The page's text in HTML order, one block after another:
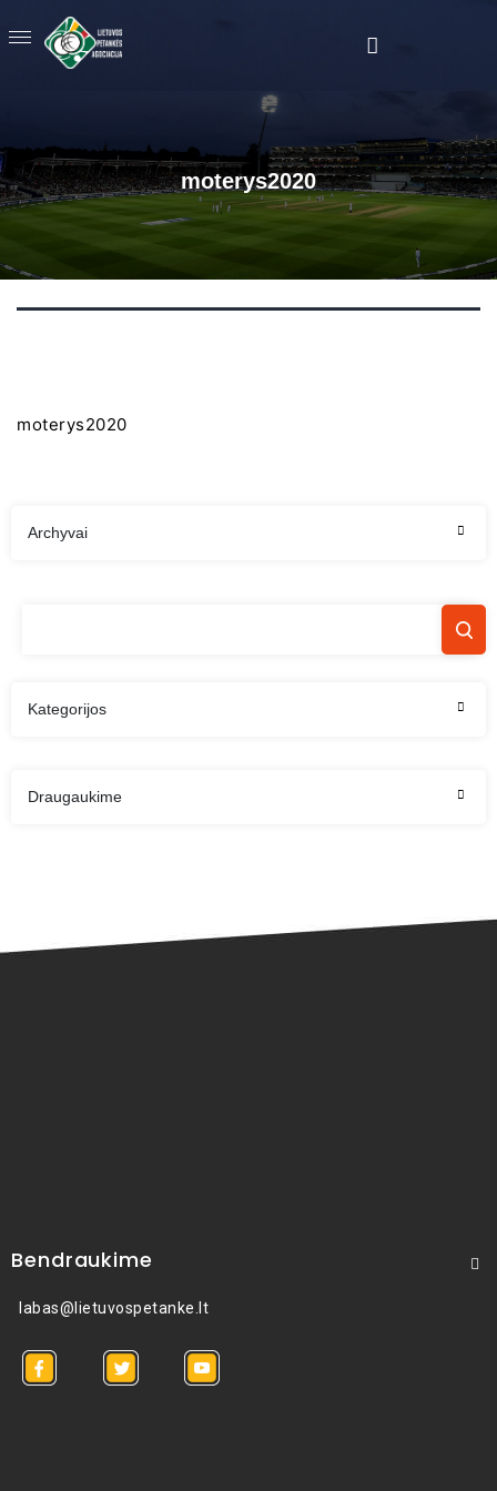
moterys2020
moterys2020
Archyvai
Kategorijos
Draugaukime
Bendraukime
labas@lietuvospetanke.lt